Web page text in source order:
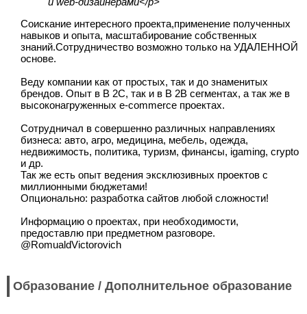
Соискание интересного проекта,применение полученных
навыков и опыта, масштабирование собственных
знаний.Сотрудничество возможно только на УДАЛЕННОЙ
основе.
Веду компании как от простых, так и до знаменитых
брендов. Опыт в B 2C, так и в B 2B сегментах, а так же в
высоконагруженных e-commerce проектах.
Сотрудничал в совершенно различных направлениях
бизнеса: авто, агро, медицина, мебель, одежда,
недвижимость, политика, туризм, финансы, igaming, crypto
и др.
Так же есть опыт ведения эксклюзивных проектов с
миллионными бюджетами!
Опционально: разработка сайтов любой сложности!
Информацию о проектах, при необходимости,
предоставлю при предметном разговоре.
@RomualdVictorovich
Образование / Дополнительное образование